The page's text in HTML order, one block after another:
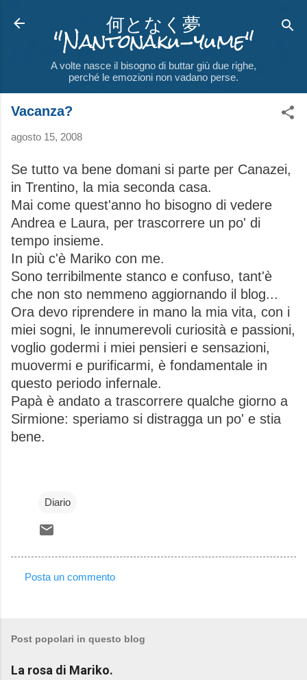
Passa ai contenuti principali
何となく夢
"Nantonaku-yume"
A volte nasce il bisogno di buttar giù due righe,
perché le emozioni non vadano perse.
Vacanza?
agosto 15, 2008
Se tutto va bene domani si parte per Canazei,
in Trentino, la mia seconda casa.
Mai come quest'anno ho bisogno di vedere
Andrea e Laura, per trascorrere un po' di
tempo insieme.
In più c'è Mariko con me.
Sono terribilmente stanco e confuso, tant'è
che non sto nemmeno aggiornando il blog...
Ora devo riprendere in mano la mia vita, con i
miei sogni, le innumerevoli curiosità e passioni,
voglio godermi i miei pensieri e sensazioni,
muovermi e purificarmi, è fondamentale in
questo periodo infernale.
Papà è andato a trascorrere qualche giorno a
Sirmione: speriamo si distragga un po' e stia
bene.
Diario
e
Posta un commento
Post popolari in questo blog
La rosa di Mariko.